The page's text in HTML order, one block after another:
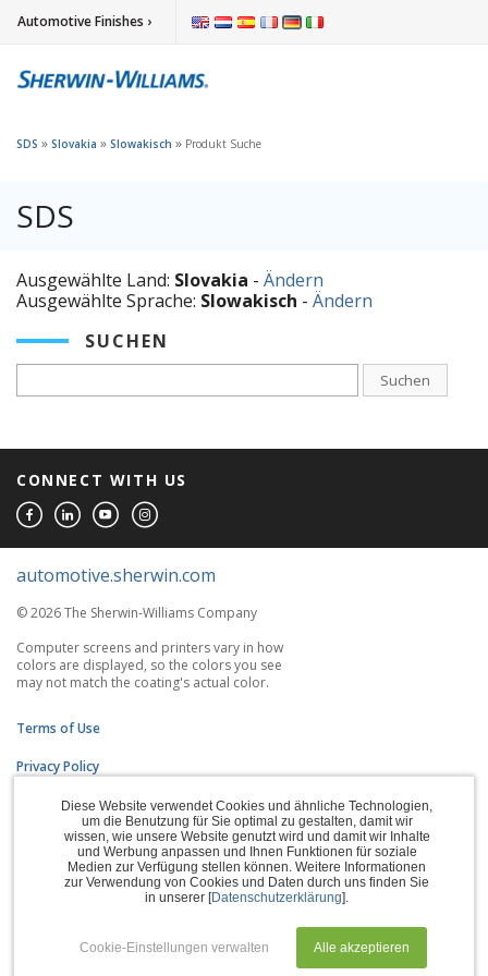
Automotive Finishes ›
SDS » Slovakia » Slowakisch » Produkt Suche
SDS
Ausgewählte Land: Slovakia - Ändern
Ausgewählte Sprache: Slowakisch - Ändern
SUCHEN
Suchen
CONNECT WITH US
automotive.sherwin.com
© 2026 The Sherwin-Williams Company
Computer screens and printers vary in how
colors are displayed, so the colors you see
may not match the coating's actual color.
Terms of Use
Privacy Policy
Accessibility Statement
CA Supply Chains Act
Do Not Sell My Information
Manage Cookies
Diese Website verwendet Cookies und ähnliche Technologien,
um die Benutzung für Sie optimal zu gestalten, damit wir
wissen, wie unsere Website genutzt wird und damit wir Inhalte
und Werbung anpassen und Ihnen Funktionen für soziale
Medien zur Verfügung stellen können. Weitere Informationen
zur Verwendung von Cookies und Daten durch uns finden Sie
in unserer [Datenschutzerklärung].
Cookie-Einstellungen verwalten Alle akzeptieren